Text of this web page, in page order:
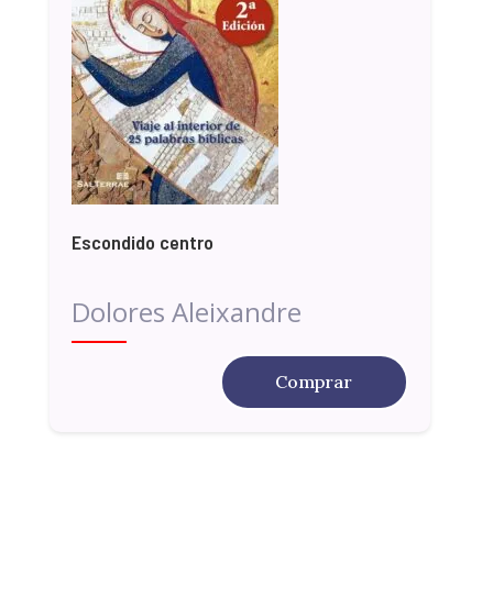
Escondido centro
Dolores Aleixandre
Comprar